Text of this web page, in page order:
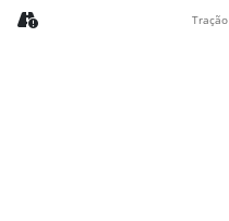
Tração